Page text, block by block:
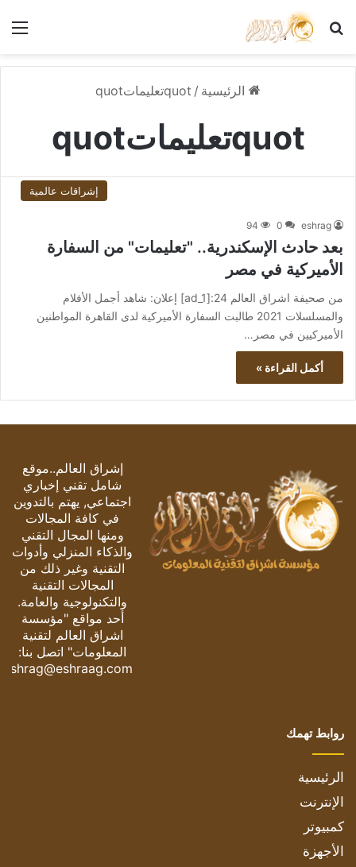
بحث عن
الرئيسية / quotتعليماتquot
quotتعليماتquot
إشراقات عالمية
eshrag
0
94
بعد حادث الإسكندرية.. "تعليمات" من السفارة
الأميركية في مصر
من صحيفة اشراق العالم 24:[ad_1] إعلان: شاهد أجمل الأفلام
والمسلسلات 2021 طالبت السفارة الأميركية لدى القاهرة المواطنين
الأميركيين في مصر…
أكمل القراءة »
إشراق العالم..موقع
شامل تقني إخباري
اجتماعي, يهتم بالتدوين
في كافة المجالات
ومنها المجال التقني
والذكاء المنزلي وأدوات
التقنية وغير ذلك من
المجالات التقنية
والتكنولوجية والعامة.
أحد مواقع "مؤسسة
اشراق العالم لتقنية
المعلومات" اتصل بنا:
eshrag@eshraag.com
روابط تهمك
الرئيسية
الإنترنت
كمبيوتر
الأجهزة